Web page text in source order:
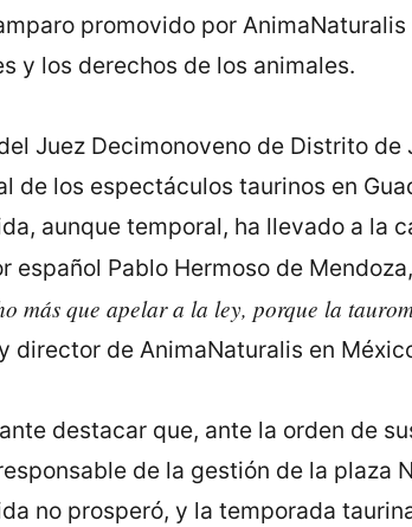
promovido por
y los derechos de los animales.
Juez Decimonoveno de Distrito
de los espectáculos taurinos en
aunque temporal, ha llevado a la
español Pablo Hermoso de
más que apelar a la ley, porque la
director de AnimaNaturalis en
destacar que, ante la orden de
de la gestión de la plaza
no prosperó, y la temporada